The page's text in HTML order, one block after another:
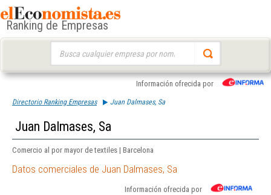
Ranking de Empresas
Información ofrecida por
Directorio Ranking Empresas Juan Dalmases, Sa
Juan Dalmases, Sa
Comercio al por mayor de textiles | Barcelona
Datos comerciales de Juan Dalmases, Sa
Información ofrecida por